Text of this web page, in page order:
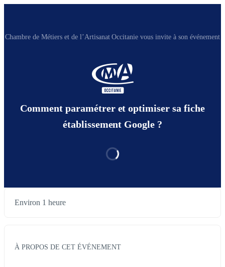
Chambre de Métiers et de l’Artisanat Occitanie vous invite à son événement
Comment paramétrer et optimiser sa fiche
établissement Google ?
Environ 1 heure
À PROPOS DE CET ÉVÉNEMENT